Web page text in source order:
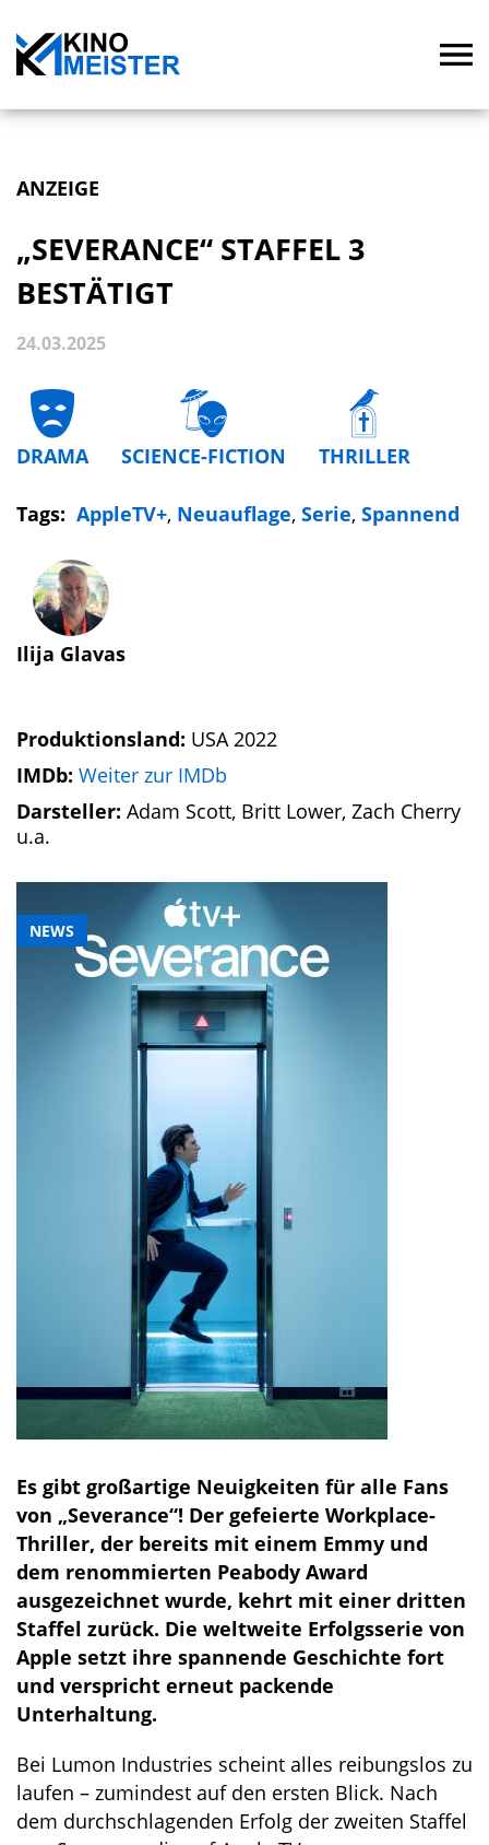
ANZEIGE
NEWS
„SEVERANCE“ STAFFEL 3
BESTÄTIGT
24.03.2025
DRAMA SCIENCE-FICTION THRILLER
Tags: AppleTV+, Neuauflage, Serie, Spannend
Ilija Glavas
Produktionsland: USA 2022
IMDb: Weiter zur IMDb
Darsteller: Adam Scott, Britt Lower, Zach Cherry
u.a.
Es gibt großartige Neuigkeiten für alle Fans
von „Severance“! Der gefeierte Workplace-
Thriller, der bereits mit einem Emmy und
dem renommierten Peabody Award
ausgezeichnet wurde, kehrt mit einer dritten
Staffel zurück. Die weltweite Erfolgsserie von
Apple setzt ihre spannende Geschichte fort
und verspricht erneut packende
Unterhaltung.
Bei Lumon Industries scheint alles reibungslos zu
laufen – zumindest auf den ersten Blick. Nach
dem durchschlagenden Erfolg der zweiten Staffel